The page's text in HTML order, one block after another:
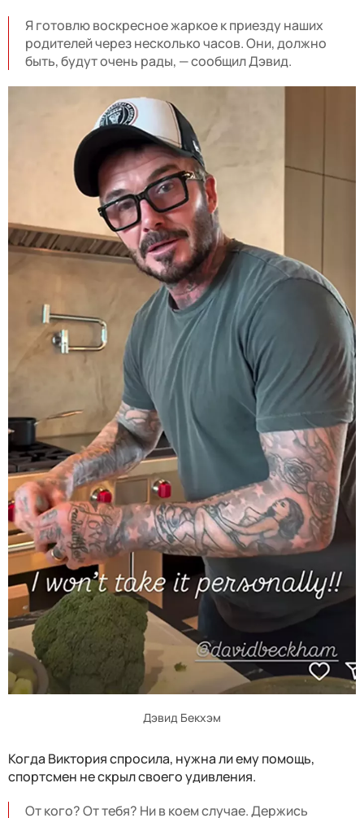
Я готовлю воскресное жаркое к приезду наших
родителей через несколько часов. Они, должно
быть, будут очень рады, — сообщил Дэвид.
Дэвид Бекхэм
Когда Виктория спросила, нужна ли ему помощь,
спортсмен не скрыл своего удивления.
От кого? От тебя? Ни в коем случае. Держись